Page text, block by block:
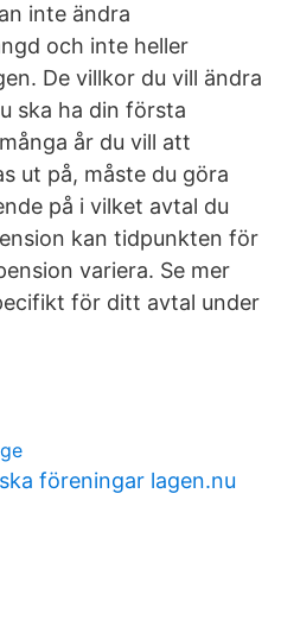
inte ändra
och inte heller
De villkor du vill ändra
ska ha din första
år du vill att
ut på, måste du göra
på i vilket avtal du
kan tidpunkten för
variera. Se mer
för ditt avtal under
föreningar lagen.nu